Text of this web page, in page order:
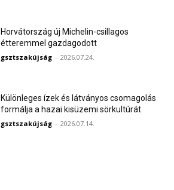
Horvátország új Michelin-csillagos
étteremmel gazdagodott
gsztszakújság - 2026.07.24.
Különleges ízek és látványos csomagolás
formálja a hazai kisüzemi sörkultúrát
gsztszakújság - 2026.07.14.